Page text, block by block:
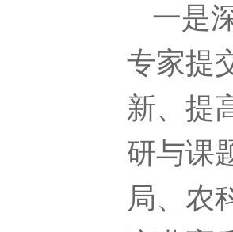
一是
专家提
新、提
研与课
局、农